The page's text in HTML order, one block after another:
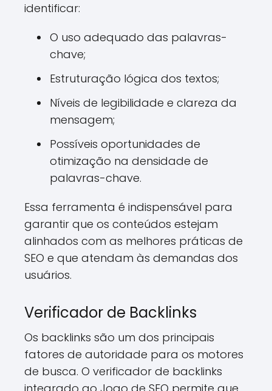
identificar:
O uso adequado das palavras-
chave;
Estruturação lógica dos textos;
Níveis de legibilidade e clareza da
mensagem;
Possíveis oportunidades de
otimização na densidade de
palavras-chave.
Essa ferramenta é indispensável para
garantir que os conteúdos estejam
alinhados com as melhores práticas de
SEO e que atendam às demandas dos
usuários.
Verificador de Backlinks
Os backlinks são um dos principais
fatores de autoridade para os motores
de busca. O verificador de backlinks